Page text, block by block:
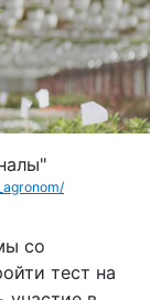
со
тест на